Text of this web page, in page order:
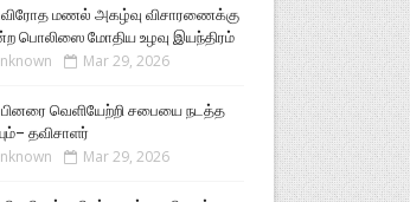
மணல் அகழ்வு விசாரணைக்கு
பொலிஸை மோதிய உழவு இயந்திரம்
Mar 29, 2026
வெளியேற்றி சபையை நடத்த
தவிசாளர்
Mar 29, 2026